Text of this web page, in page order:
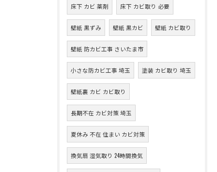
床下 カビ 薬剤 床下 カビ取り 必要
壁紙 黒ずみ 壁紙 黒カビ 壁紙 カビ取り
壁紙 防カビ工事 さいたま市
小さな防カビ工事 埼玉 塗装 カビ取り 埼玉
壁紙裏 カビ カビ取り
長期不在 カビ対策 埼玉
夏休み 不在 住まい カビ対策
換気扇 湿気取り 24時間換気